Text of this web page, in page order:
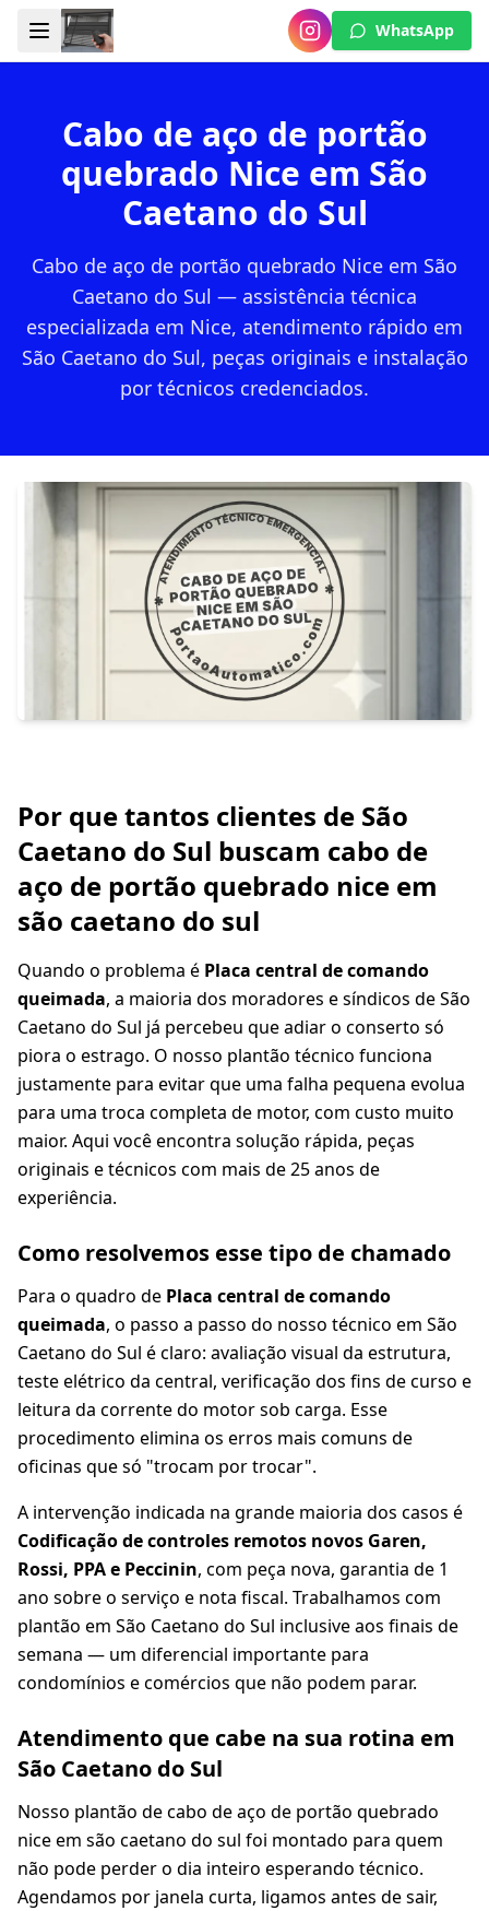
WhatsApp
Cabo de aço de portão
quebrado Nice em São
Caetano do Sul
Cabo de aço de portão quebrado Nice em São
Caetano do Sul — assistência técnica
especializada em Nice, atendimento rápido em
São Caetano do Sul, peças originais e instalação
por técnicos credenciados.
Por que tantos clientes de São
Caetano do Sul buscam cabo de
aço de portão quebrado nice em
são caetano do sul
Quando o problema é Placa central de comando
queimada, a maioria dos moradores e síndicos de São
Caetano do Sul já percebeu que adiar o conserto só
piora o estrago. O nosso plantão técnico funciona
justamente para evitar que uma falha pequena evolua
para uma troca completa de motor, com custo muito
maior. Aqui você encontra solução rápida, peças
originais e técnicos com mais de 25 anos de
experiência.
Como resolvemos esse tipo de chamado
Para o quadro de Placa central de comando
queimada, o passo a passo do nosso técnico em São
Caetano do Sul é claro: avaliação visual da estrutura,
teste elétrico da central, verificação dos fins de curso e
leitura da corrente do motor sob carga. Esse
procedimento elimina os erros mais comuns de
oficinas que só "trocam por trocar".
A intervenção indicada na grande maioria dos casos é
Codificação de controles remotos novos Garen,
Rossi, PPA e Peccinin, com peça nova, garantia de 1
ano sobre o serviço e nota fiscal. Trabalhamos com
plantão em São Caetano do Sul inclusive aos finais de
semana — um diferencial importante para
condomínios e comércios que não podem parar.
Atendimento que cabe na sua rotina em
São Caetano do Sul
Nosso plantão de cabo de aço de portão quebrado
nice em são caetano do sul foi montado para quem
não pode perder o dia inteiro esperando técnico.
Agendamos por janela curta, ligamos antes de sair,